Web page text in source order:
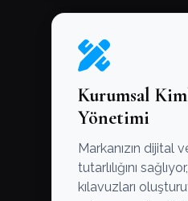
Kurumsal
Yönetimi
Markanızın dijital
tutarlılığını
kılavuzları